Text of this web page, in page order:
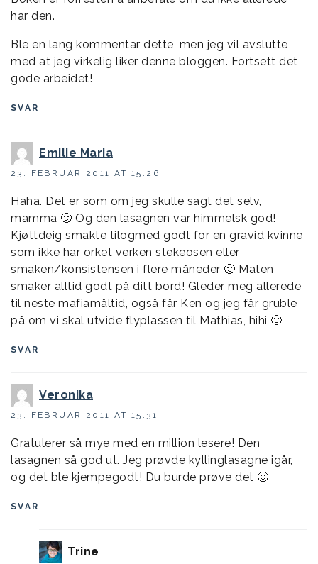
har den.
Ble en lang kommentar dette, men jeg vil avslutte
med at jeg virkelig liker denne bloggen. Fortsett det
gode arbeidet!
SVAR
Emilie Maria
23. FEBRUAR 2011 AT 15:26
Haha. Det er som om jeg skulle sagt det selv,
mamma 🙂 Og den lasagnen var himmelsk god!
Kjøttdeig smakte tilogmed godt for en gravid kvinne
som ikke har orket verken stekeosen eller
smaken/konsistensen i flere måneder 🙂 Maten
smaker alltid godt på ditt bord! Gleder meg allerede
til neste mafiamåltid, også får Ken og jeg får gruble
på om vi skal utvide flyplassen til Mathias, hihi 🙂
SVAR
Veronika
23. FEBRUAR 2011 AT 15:31
Gratulerer så mye med en million lesere! Den
lasagnen så god ut. Jeg prøvde kyllinglasagne igår,
og det ble kjempegodt! Du burde prøve det 🙂
SVAR
Trine